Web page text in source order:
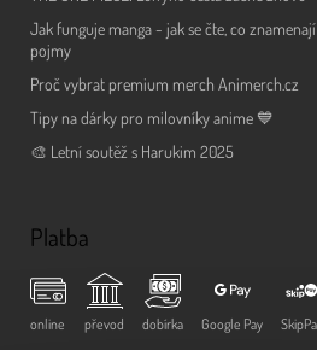
Jak funguje manga - jak se čte, co
pojmy
Proč vybrat premium merch Animerch.cz
Tipy na dárky pro milovníky anime 💙
🎨 Letní soutěž s Harukim 2025
Platba
online převod dobírka Google Pay